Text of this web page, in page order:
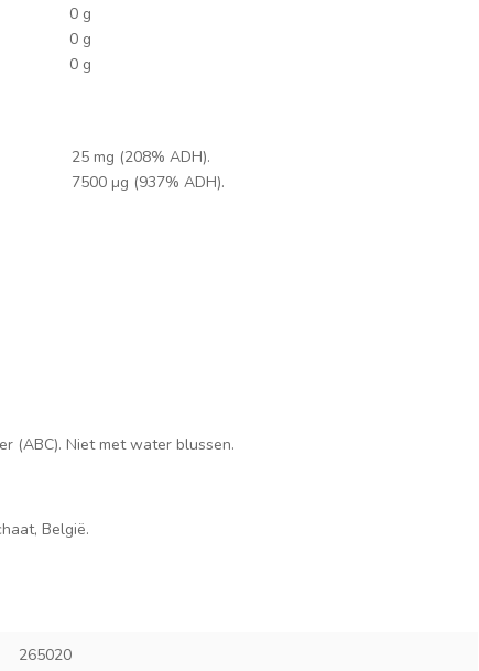
0 g
0 g
0 g
25 mg (208% ADH).
7500 µg (937% ADH).
(ABC). Niet met water blussen.
België.
265020